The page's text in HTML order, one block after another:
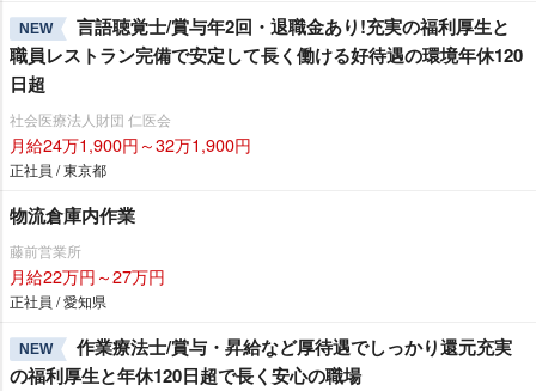
NEW
言語聴覚士/賞与年2回・退職金あり!充実の福利厚生と
職員レストラン完備で安定して長く働ける好待遇の環境年休120
日超
社会医療法人財団 仁医会
月給24万1,900円～32万1,900円
正社員 / 東京都
物流倉庫内作業
藤前営業所
月給22万円～27万円
正社員 / 愛知県
NEW
作業療法士/賞与・昇給など厚待遇でしっかり還元充実
の福利厚生と年休120日超で長く安心の職場